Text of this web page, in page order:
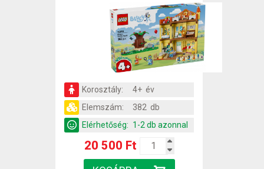
Korosztály:
4+ év
Elemszám:
382 db
Elérhetőség: 1-2 db azonnal
20 500 Ft